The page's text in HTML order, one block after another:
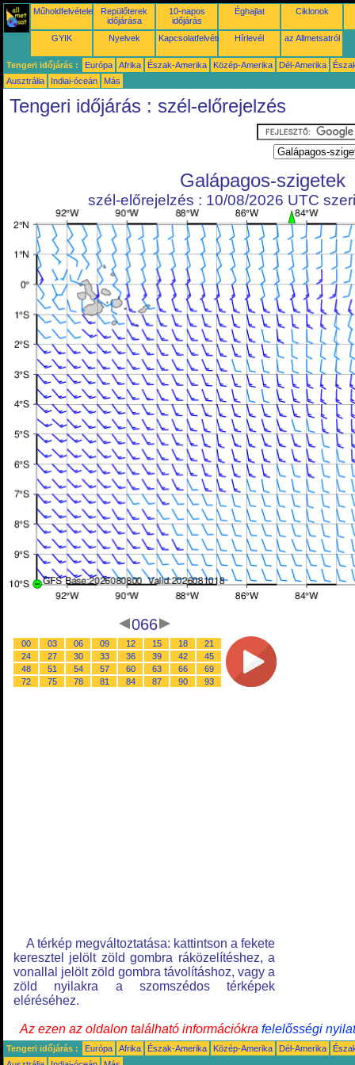
Műholdfelvételek
Repülőterek
időjárása
10-napos
időjárás
Éghajlat Ciklonok
GYIK Nyelvek Kapcsolatfelvétel Hírlevél az Allmetsatról
Tengeri időjárás : Európa Afrika Észak-Amerika Közép-Amerika Dél-Amerika
Ausztrália
Indiai-óceán Más
Tengeri időjárás : szél-előrejelzés
Galápagos-szigetek
szél-előrejelzés : 10/08/2026 UTC
066
00 03 06 09 12 15 18
21
24
27 30 33 36 39 42
45
48
51 54 57 60 63 66
69
72
75 78 81 84 87 90 93
A térkép megváltoztatása: kattintson a fekete
keresztel jelölt zöld gombra ráközelítéshez, a
vonallal jelölt zöld gombra távolításhoz, vagy a
zöld nyilakra a szomszédos térképek
eléréséhez.
Az ezen az oldalon található információkra felelősségi
Tengeri időjárás : Európa Afrika Észak-Amerika Közép-Amerika Dél-Amerika